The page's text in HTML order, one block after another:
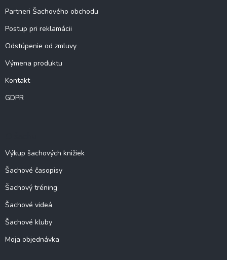
Partneri Šachového obchodu
Postup pri reklamácii
Odstúpenie od zmluvy
Výmena produktu
Kontakt
GDPR
Výkup šachových knižiek
Šachové časopisy
Šachový tréning
Šachové videá
Šachové kluby
Moja objednávka